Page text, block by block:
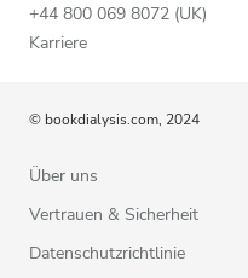
+44 800 069 8072 (UK)
Karriere
© bookdialysis.com, 2024
Über uns
Vertrauen & Sicherheit
Datenschutzrichtlinie